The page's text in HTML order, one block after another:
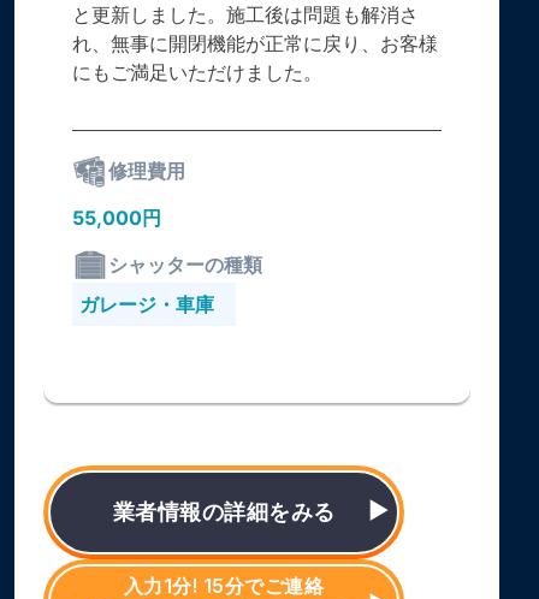
と更新しました。施工後は問題も解消さ
れ、無事に開閉機能が正常に戻り、お客様
にもご満足いただけました。
修理費用
55,000円
シャッターの種類
ガレージ・車庫
業者情報の詳細をみる
入力1分! 15分でご連絡